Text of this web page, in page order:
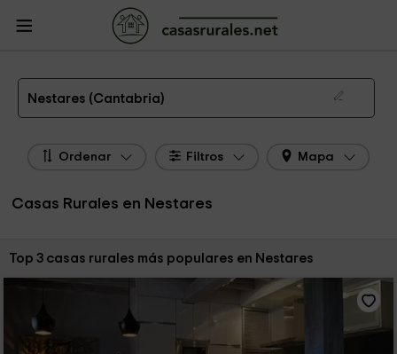
Casas Rurales
Nestares
Las 3 mejores casas rurales en Nestares de 2026
Nestares (Cantabria)
Ordenar Filtros Mapa
Casas Rurales en Nestares
Ordenar por:
Top 3 casas rurales más populares en Nestares